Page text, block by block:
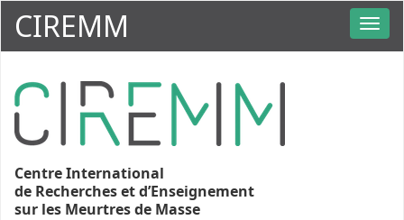
CIREMM
Centre International
de Recherches et d’Enseignement
sur les Meurtres de Masse